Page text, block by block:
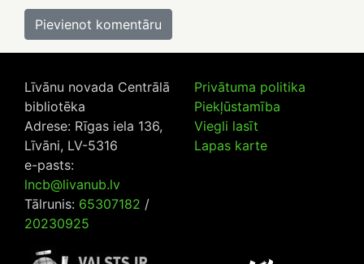
Līvānu novada Centrālā
bibliotēka
Adrese: Rīgas iela 136,
Līvāni, LV-5316
e-pasts:
lncb@livanub.lv
Tālrunis: 65307182 /
20230925
Privātuma politika
Piekļūstamība
Viegli lasīt
Lapas karte